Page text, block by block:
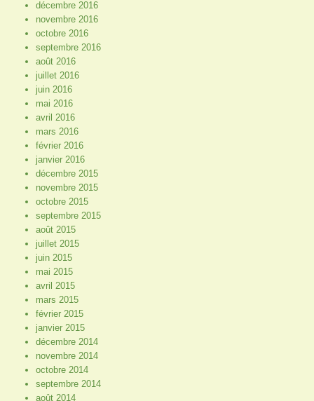
décembre 2016
novembre 2016
octobre 2016
septembre 2016
août 2016
juillet 2016
juin 2016
mai 2016
avril 2016
mars 2016
février 2016
janvier 2016
décembre 2015
novembre 2015
octobre 2015
septembre 2015
août 2015
juillet 2015
juin 2015
mai 2015
avril 2015
mars 2015
février 2015
janvier 2015
décembre 2014
novembre 2014
octobre 2014
septembre 2014
août 2014